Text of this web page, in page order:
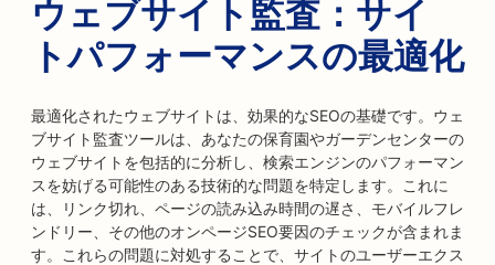
ウェブサイト監査：サイ
トパフォーマンスの最適化
最適化されたウェブサイトは、効果的なSEOの基礎です。ウェ
ブサイト監査ツールは、あなたの保育園やガーデンセンターの
ウェブサイトを包括的に分析し、検索エンジンのパフォーマン
スを妨げる可能性のある技術的な問題を特定します。これに
は、リンク切れ、ページの読み込み時間の遅さ、モバイルフレ
ンドリー、その他のオンページSEO要因のチェックが含まれま
す。これらの問題に対処することで、サイトのユーザーエクス